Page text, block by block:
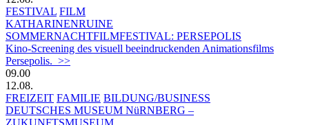
FESTIVAL FILM
KATHARINENRUINE
SOMMERNACHTFILMFESTIVAL: PERSEPOLIS
Kino-Screening des visuell beeindruckenden Animationsfilms
Persepolis. >>
09.00
12.08.
FREIZEIT FAMILIE BILDUNG/BUSINESS
DEUTSCHES MUSEUM NüRNBERG –
ZUKUNFTSMUSEUM